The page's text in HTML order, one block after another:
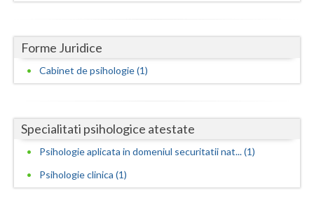
Hunedoara
Ilfov
Maramures
Mehedinti
Forme Juridice
Cabinet de psihologie (1)
Specialitati psihologice atestate
Psihologie aplicata in domeniul securitatii nat... (1)
Psihologie clinica (1)